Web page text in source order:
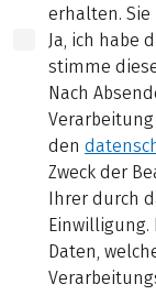
erhalten.
Ja, ich habe
stimme
Nach
den
Zweck der
Ihrer durch
Daten,